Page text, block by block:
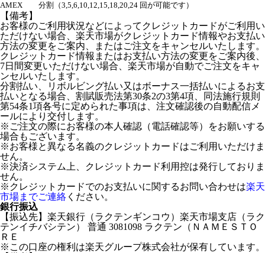
AMEX
分割（3,5,6,10,12,15,18,20,24 回が可能です）
【備考】
お客様のご利用状況などによってクレジットカードがご利用い
ただけない場合、楽天市場がクレジットカード情報やお支払い
方法の変更をご案内、またはご注文をキャンセルいたします。
クレジットカード情報またはお支払い方法の変更をご案内後、
7日間変更いただけない場合、楽天市場が自動でご注文をキャ
ンセルいたします。
分割払い、リボルビング払い又はボーナス一括払いによるお支
払いとなる場合、割賦販売法第30条2の3第4項、同法施行規則
第54条1項各号に定められた事項は、注文確認後の自動配信メ
ールにより交付します。
※ご注文の際にお客様の本人確認（電話確認等）をお願いする
場合もございます。
※お客様と異なる名義のクレジットカードはご利用いただけま
せん。
※決済システム上、クレジットカード利用控は発行しておりま
せん。
※クレジットカードでのお支払いに関するお問い合わせは楽天
市場までご連絡 ください。
銀行振込
【振込先】楽天銀行（ラクテンギンコウ）楽天市場支店（ラク
テンイチバシテン） 普通 3081098 ラクテン（ＮＡＭＥＳＴＯ
ＲＥ
※この口座の権利は楽天グループ株式会社が保有しています。